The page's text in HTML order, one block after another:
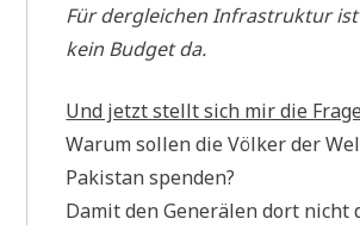
Für der­glei­chen Infra­struk­tur
kein Bud­get da.
Und jetzt stellt sich mir die
War­um sol­len die Völ­ker der
Paki­stan spenden?
Damit den Gene­rä­len dort nicht